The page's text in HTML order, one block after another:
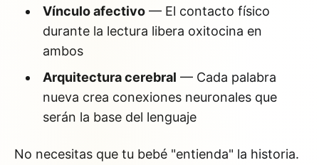
Vínculo afectivo— El contacto físico
durante la lectura libera oxitocina en
ambos
Arquitectura cerebral — Cada palabra
nueva crea conexiones neuronales que
serán la base del lenguaje
No necesitas que tu bebé "entienda" la historia.